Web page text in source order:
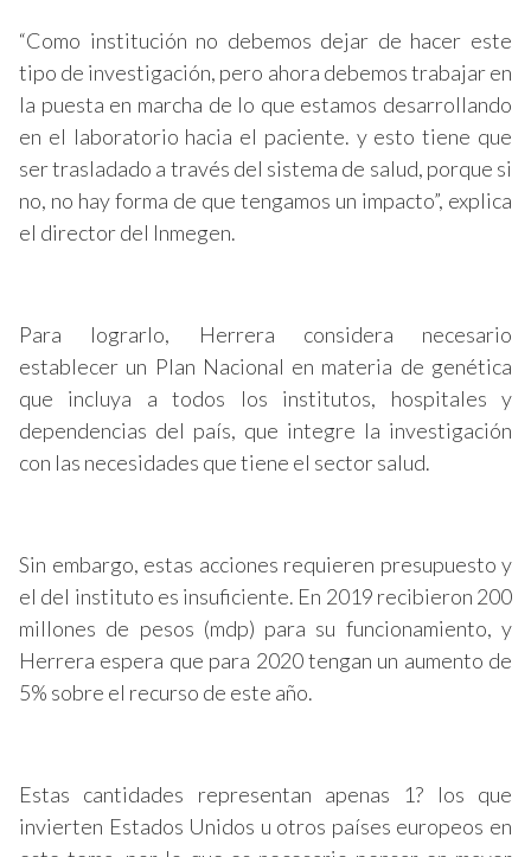
“Como institución no debemos dejar de hacer este
tipo de investigación, pero ahora debemos trabajar en
la puesta en marcha de lo que estamos desarrollando
en el laboratorio hacia el paciente. y esto tiene que
ser trasladado a través del sistema de salud, porque si
no, no hay forma de que tengamos un impacto”, explica
el director del Inmegen.
Para lograrlo, Herrera considera necesario
establecer un Plan Nacional en materia de genética
que incluya a todos los institutos, hospitales y
dependencias del país, que integre la investigación
con las necesidades que tiene el sector salud.
Sin embargo, estas acciones requieren presupuesto y
el del instituto es insuficiente. En 2019 recibieron 200
millones de pesos (mdp) para su funcionamiento, y
Herrera espera que para 2020 tengan un aumento de
5% sobre el recurso de este año.
Estas cantidades representan apenas 1? los que
invierten Estados Unidos u otros países europeos en